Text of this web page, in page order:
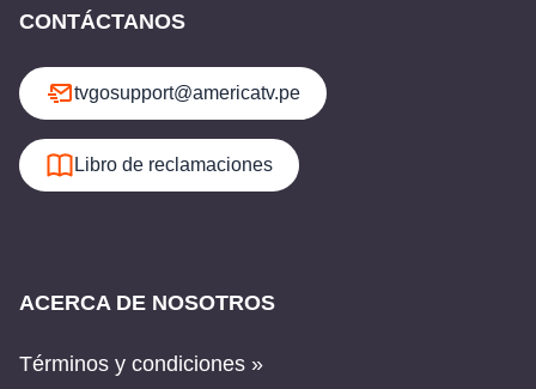
CONTÁCTANOS
tvgosupport@americatv.pe
Libro de reclamaciones
ACERCA DE NOSOTROS
Términos y condiciones »